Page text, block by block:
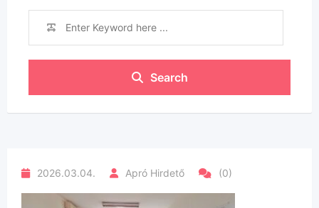
Search
2026.03.04. Apró Hirdető (0)